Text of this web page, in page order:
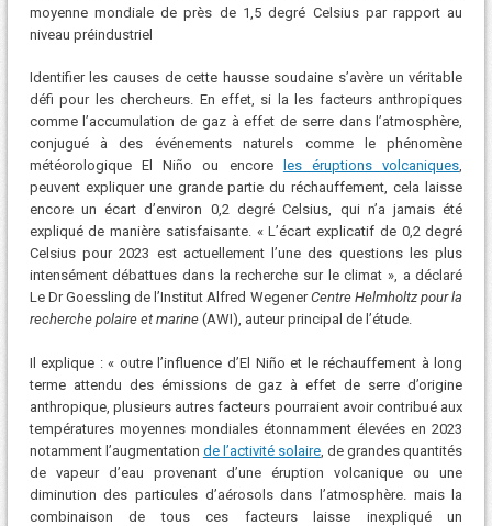
moyenne mondiale de près de 1,5 degré Celsius par rapport au
niveau préindustriel
Identifier les causes de cette hausse soudaine s’avère un véritable
défi pour les chercheurs. En effet, si la les facteurs anthropiques
comme l’accumulation de gaz à effet de serre dans l’atmosphère,
conjugué à des événements naturels comme le phénomène
météorologique El Niño ou encore
les éruptions volcaniques,
peuvent expliquer une grande partie du réchauffement, cela laisse
encore un écart d’environ 0,2 degré Celsius, qui n’a jamais été
expliqué de manière satisfaisante. « L’écart explicatif de 0,2 degré
Celsius pour 2023 est actuellement l’une des questions les plus
intensément débattues dans la recherche sur le climat », a déclaré
Le Dr Goessling de l’Institut Alfred WegenerCentre Helmholtz pour la
recherche polaire et marine (AWI), auteur principal de l’étude.
Il explique : « outre l’influence d’El Niño et le réchauffement à long
terme attendu des émissions de gaz à effet de serre d’origine
anthropique, plusieurs autres facteurs pourraient avoir contribué aux
températures moyennes mondiales étonnamment élevées en 2023
notamment l’augmentation de l’activité solaire , de grandes quantités
de vapeur d’eau provenant d’une éruption volcanique ou une
diminution des particules d’aérosols dans l’atmosphère. mais la
combinaison de tous ces facteurs laisse inexpliqué un